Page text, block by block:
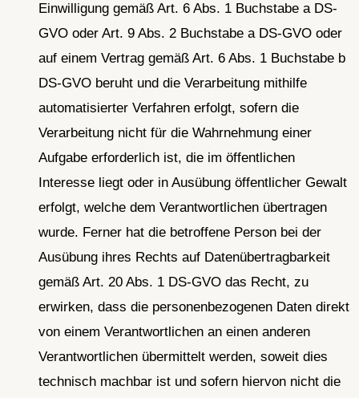
Einwilligung gemäß Art. 6 Abs. 1 Buchstabe a DS-
GVO oder Art. 9 Abs. 2 Buchstabe a DS-GVO oder
auf einem Vertrag gemäß Art. 6 Abs. 1 Buchstabe b
DS-GVO beruht und die Verarbeitung mithilfe
automatisierter Verfahren erfolgt, sofern die
Verarbeitung nicht für die Wahrnehmung einer
Aufgabe erforderlich ist, die im öffentlichen
Interesse liegt oder in Ausübung öffentlicher Gewalt
erfolgt, welche dem Verantwortlichen übertragen
wurde. Ferner hat die betroffene Person bei der
Ausübung ihres Rechts auf Datenübertragbarkeit
gemäß Art. 20 Abs. 1 DS-GVO das Recht, zu
erwirken, dass die personenbezogenen Daten direkt
von einem Verantwortlichen an einen anderen
Verantwortlichen übermittelt werden, soweit dies
technisch machbar ist und sofern hiervon nicht die